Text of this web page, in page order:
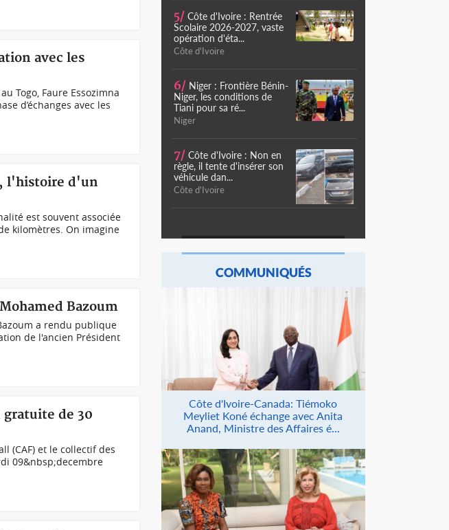
avec les
Togo, Faure Essozimna
d’échanges avec les
l'histoire d'un
est souvent associée
kilomètres. On imagine
Bazoum
a rendu publique
de l'ancien Président
de 30
(CAF) et le collectif des
09&nbsp;decembre
5/ Côte d'Ivoire : Rentrée
Scolaire 2026-2027, vaste
opération d'éta...
Côte d'Ivoire
6/ Niger : Frontière Bénin-
Niger, les conditions de
Tiani pour sa ré...
Niger
7/ Côte d'Ivoire : Non en
règle, il tente d'insérer son
véhicule dan...
Côte d'Ivoire
COMMUNIQUÉS
Côte d'Ivoire-Canada: Tiémoko
Meyliet Koné échange avec Anita
Anand, Ministre des Affaires é...